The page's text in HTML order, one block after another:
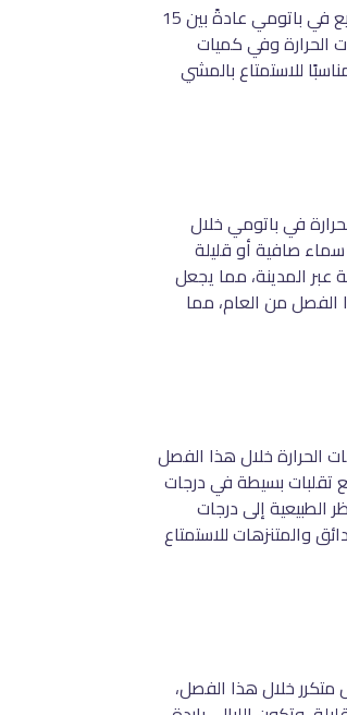
في فصل الربيع، يُعتبر طقس باتومي لطيفًا وممتعًا حيث تبدأ درجات الحرارة في الارتفاع تدريجيًا مع بداية الفصل. تتراوح درجات الحرارة خلال فصل الربيع في باتومي عادةً بين 15
الحرارة وفي كميات
للاستمتاع بالمشي
في باتومي خلال
مع سماء صافية أو قليلة
عبر المدينة، مما يجعل
الفصل من العام، مما
الحرارة خلال هذا الفصل
تقلبات بسيطة في درجات
الطبيعية إلى درجات
والمتنزهات للاستمتاع
و15 درجة مئوية. تتساقط الأمطار بشكل متكرر خلال هذا الفصل،